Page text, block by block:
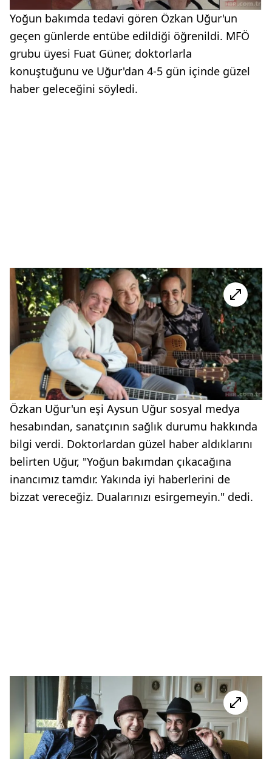
Yoğun bakımda tedavi gören Özkan Uğur'un
geçen günlerde entübe edildiği öğrenildi. MFÖ
grubu üyesi Fuat Güner, doktorlarla
konuştuğunu ve Uğur'dan 4-5 gün içinde güzel
haber geleceğini söyledi.
Özkan Uğur'un eşi Aysun Uğur sosyal medya
hesabından, sanatçının sağlık durumu hakkında
bilgi verdi. Doktorlardan güzel haber aldıklarını
belirten Uğur, "Yoğun bakımdan çıkacağına
inancımız tamdır. Yakında iyi haberlerini de
bizzat vereceğiz. Dualarınızı esirgemeyin." dedi.